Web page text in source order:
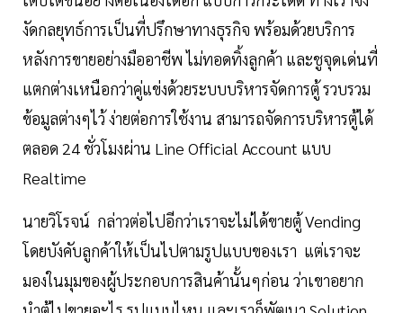
งัดกลยุทธ์การเป็นที่ปรึกษาทางธุรกิจ พร้อมด้วยบริการ
หลังการขายอย่างมืออาชีพ ไม่ทอดทิ้งลูกค้า และชูจุดเด่นที่
แตกต่างเหนือกว่าคู่แข่งด้วยระบบบริหารจัดการตู้ รวบรวม
ข้อมูลต่างๆไว้ ง่ายต่อการใช้งาน สามารถจัดการบริหารตู้ได้
ตลอด 24 ชั่วโมงผ่าน Line Official Account แบบ
Realtime
นายวิโรจน์ กล่าวต่อไปอีกว่าเราจะไม่ได้ขายตู้ Vending
โดยบังคับลูกค้าให้เป็นไปตามรูปแบบของเรา แต่เราจะ
มองในมุมของผู้ประกอบการสินค้านั้นๆก่อน ว่าเขาอยาก